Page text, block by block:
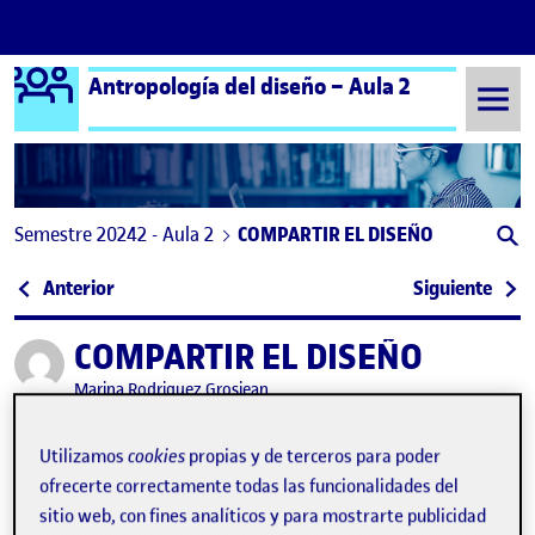
Saltar al contenido
Logo Ágora
Antropología del diseño – Aula 2
Semestre 20242 - Aula 2 COMPARTIR EL DISEÑO
Navegación de entradas
Anterior: PROPUESTA DE PROTOTIPO Siguiente:
Publicado porCOMPARTIR EL DISEÑO
Publicado por
Marina Rodriguez Grosjean
¡Hola a todos!,
Utilizamoscookies propias y de terceros para poder
ofrecerte correctamente todas las funcionalidades del
sitio web, con fines analíticos y para mostrarte publicidad